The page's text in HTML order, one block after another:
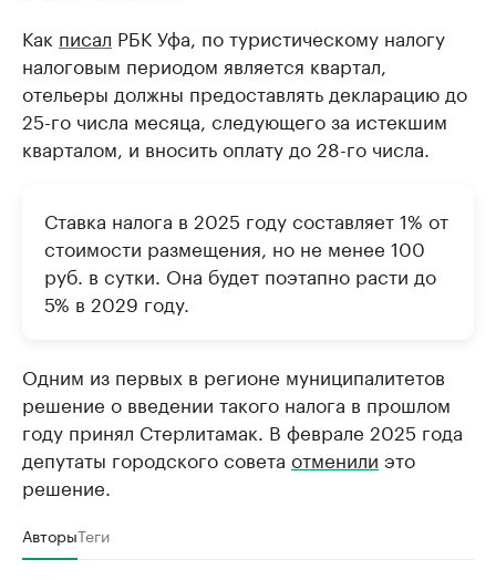
Как писал РБК Уфа, по туристическому налогу
налоговым периодом является квартал,
отельеры должны предоставлять декларацию до
25-го числа месяца, следующего за истекшим
кварталом, и вносить оплату до 28-го числа.
Ставка налога в 2025 году составляет 1% от
стоимости размещения, но не менее 100
руб. в сутки. Она будет поэтапно расти до
5% в 2029 году.
Одним из первых в регионе муниципалитетов
решение о введении такого налога в прошлом
году принял Стерлитамак. В феврале 2025 года
депутаты городского совета отменили это
решение.
АвторыТеги